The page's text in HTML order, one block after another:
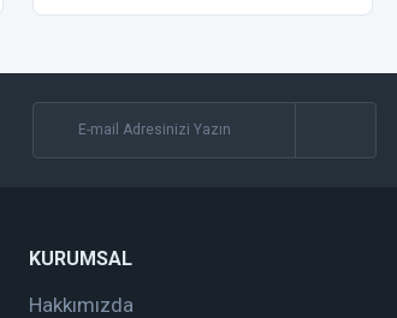
KURUMSAL
Hakkımızda